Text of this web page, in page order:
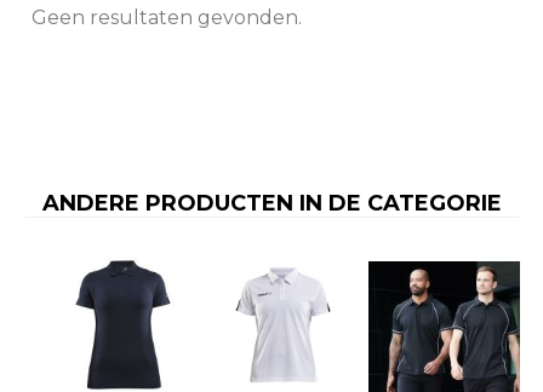
Geen resultaten gevonden.
ANDERE PRODUCTEN IN DE CATEGORIE